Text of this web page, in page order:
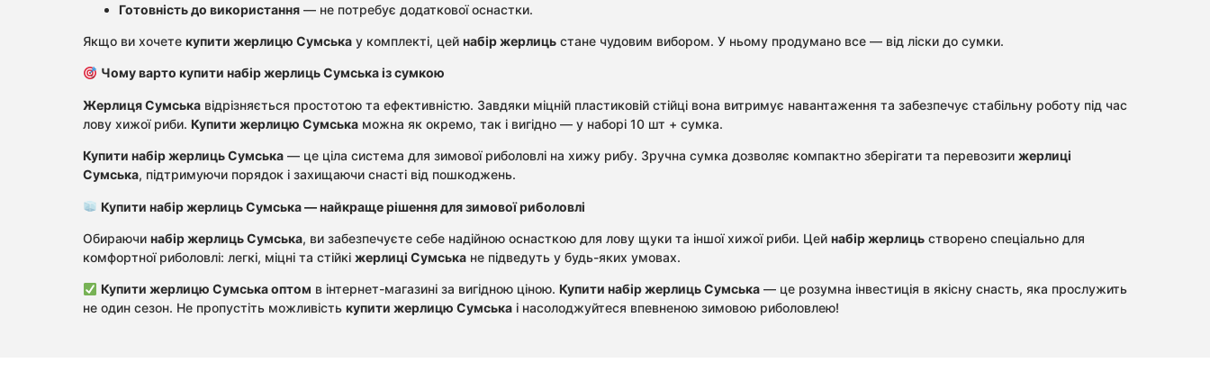
Готовність до використання — не потребує додаткової оснастки.
Якщо ви хочете купити жерлицю Сумська у комплекті, цей набір жерлиць стане чудовим вибором. У ньому продумано все — від ліски до сумки.
Чому варто купити набір жерлиць Сумська із сумкою
Жерлиця Сумська відрізняється простотою та ефективністю. Завдяки міцній пластиковій стійці вона витримує навантаження та забезпечує стабільну роботу під час
лову хижої риби. Купити жерлицю Сумська можна як окремо, так і вигідно — у наборі 10 шт + сумка.
Купити набір жерлиць Сумська — це ціла система для зимової риболовлі на хижу рибу. Зручна сумка дозволяє компактно зберігати та перевозити жерлиці
Сумська, підтримуючи порядок і захищаючи снасті від пошкоджень.
Купити набір жерлиць Сумська — найкраще рішення для зимової риболовлі
Обираючи набір жерлиць Сумська, ви забезпечуєте себе надійною оснасткою для лову щуки та іншої хижої риби. Цей набір жерлиць створено спеціально для
комфортної риболовлі: легкі, міцні та стійкі жерлиці Сумська не підведуть у будь-яких умовах.
Купити жерлицю Сумська оптом в інтернет-магазині за вигідною ціною. Купити набір жерлиць Сумська— це розумна інвестиція в якісну снасть, яка прослужить
не один сезон. Не пропустіть можливість купити жерлицю Сумська і насолоджуйтеся впевненою зимовою риболовлею!